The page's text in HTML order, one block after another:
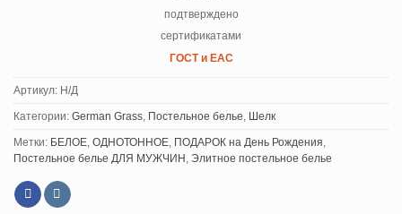
подтверждено
сертификатами
ГОСТ и ЕАС
Артикул: Н/Д
Категории: German Grass Постельное белье Шелк
Метки: БЕЛОЕ ОДНОТОННОЕ ПОДАРОК на День Рождения
Постельное белье ДЛЯ МУЖЧИН
Элитное постельное белье